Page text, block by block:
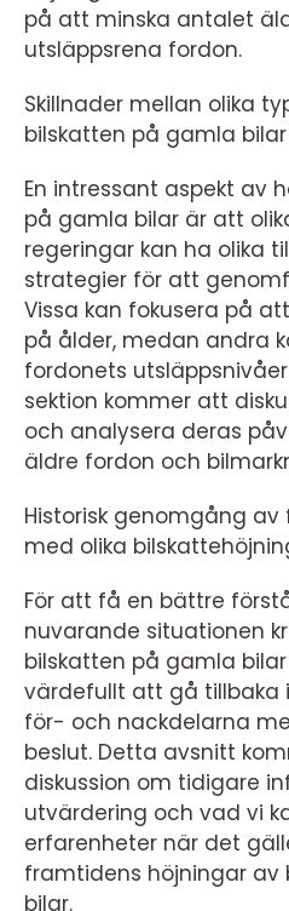
på att minska antalet
utsläppsrena fordon.
Skillnader mellan olika
bilskatten på gamla bilar
En intressant aspekt av
på gamla bilar är att
regeringar kan ha olika
strategier för att
Vissa kan fokusera på
på ålder, medan andra
fordonets
sektion kommer att
och analysera deras
äldre fordon och
Historisk genomgång
med olika
För att få en bättre
nuvarande situationen
bilskatten på gamla
värdefullt att gå tillbaka
för- och nackdelarna
beslut. Detta avsnitt
diskussion om tidigare
utvärdering och vad vi
erfarenheter när det
framtidens höjningar av
bilar.